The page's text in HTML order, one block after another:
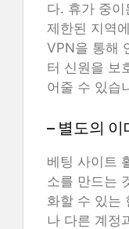
다. 휴가 중
제한된 지역
VPN을 통해
터 신원을 보
어줄 수 있습
– 별도의
베팅 사이트
소를 만드는
화할 수 있는
나 다른 계정